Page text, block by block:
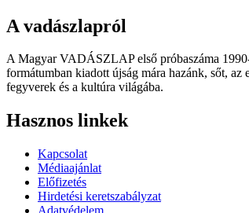
A vadászlapról
A Magyar VADÁSZLAP első próbaszáma
formátumban kiadott újság mára hazánk, sőt,
fegyverek és a kultúra világába.
Hasznos linkek
Kapcsolat
Médiaajánlat
Előfizetés
Hirdetési keretszabályzat